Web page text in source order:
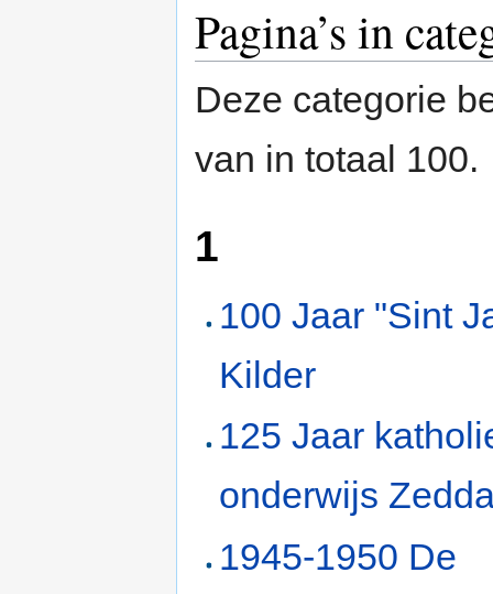
Pagina’s in
Deze categorie
van in totaal 100.
1
100 Jaar "Sint
Kilder
125 Jaar
onderwijs
1945-1950 De